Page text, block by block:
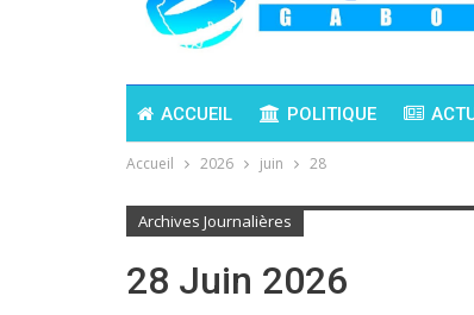
ACCUEIL POLITIQUE
Accueil 2026 juin 28
Archives Journalières
28 Juin 2026